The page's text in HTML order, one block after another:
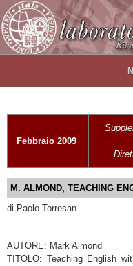
Salta al contenuto principale
Febbraio 2009
M. ALMOND, TEACHING
di Paolo Torresan
AUTORE: Mark Almond
TITOLO: Teaching English